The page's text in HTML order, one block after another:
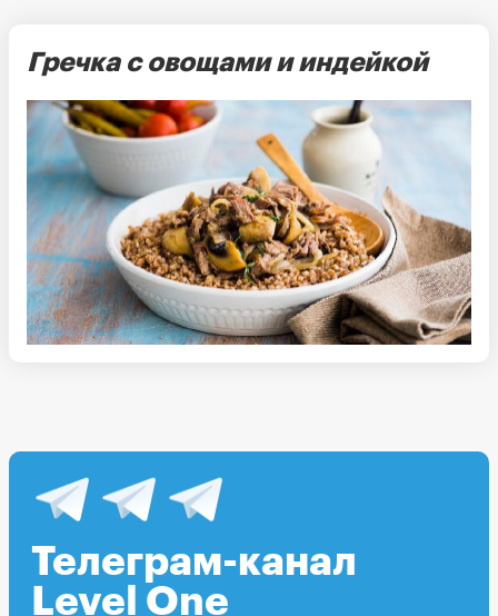
Гречка с овощами и индейкой
Телеграм-канал
Level One